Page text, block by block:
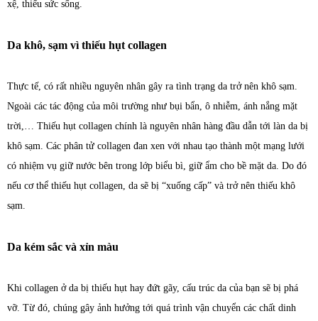
xệ, thiếu sức sống.
Da khô, sạm vì thiếu hụt collagen
Thực tế, có rất nhiều nguyên nhân gây ra tình trạng da trở nên khô sạm.
Ngoài các tác động của môi trường như bụi bẩn, ô nhiễm, ánh nắng mặt
trời,… Thiếu hụt collagen chính là nguyên nhân hàng đầu dẫn tới làn da bị
khô sạm. Các phân tử collagen đan xen với nhau tạo thành một mạng lưới
có nhiệm vụ giữ nước bên trong lớp biểu bì, giữ ẩm cho bề mặt da. Do đó
nếu cơ thể thiếu hụt collagen, da sẽ bị “xuống cấp” và trở nên thiếu khô
sạm.
Da kém sắc và xỉn màu
Khi collagen ở da bị thiếu hụt hay đứt gãy, cấu trúc da của bạn sẽ bị phá
vỡ. Từ đó, chúng gây ảnh hưởng tới quá trình vận chuyển các chất dinh